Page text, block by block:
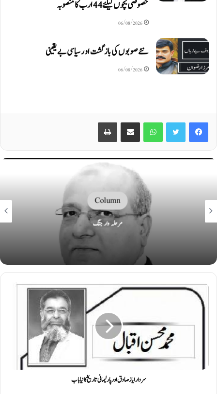
خصوصی بچوں کیلئے44 ارب کا منصوبہ
06/08/2026
نئے صوبوں کی بازگشت اور سیاسی بے یقینی
06/08/2026
Facebook
Twitter
WhatsApp
Share via Email
Print
Column
مرحلہ وار جنگ
سردار ایاز صادق اور پارلیمانی تاریخ کا نیا باب